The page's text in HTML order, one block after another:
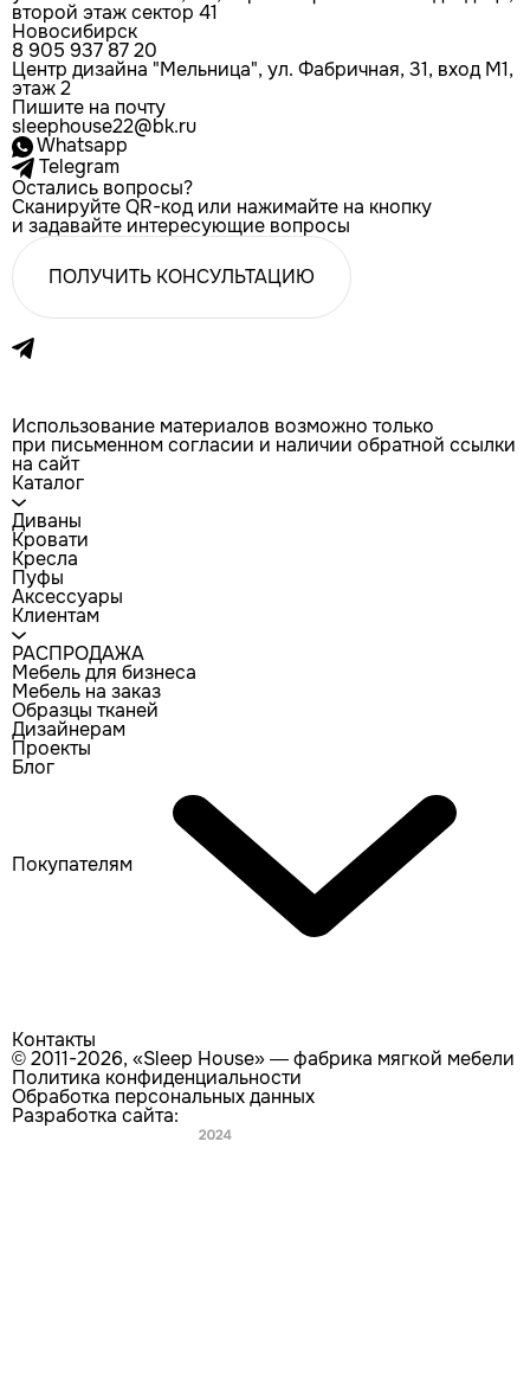
второй этаж сектор 41
Новосибирск
8 905 937 87 20
Центр дизайна "Мельница", ул. Фабричная, 31, вход М1,
этаж 2
Пишите на почту
sleephouse22@bk.ru
Whatsapp
Telegram
Остались вопросы?
Сканируйте QR-код или нажимайте на кнопку
и задавайте интересующие вопросы
ПОЛУЧИТЬ КОНСУЛЬТАЦИЮ
Использование материалов возможно только
при письменном согласии и наличии обратной ссылки
на сайт
Каталог
Диваны
Кровати
Кресла
Пуфы
Аксессуары
Клиентам
РАСПРОДАЖА
Мебель для бизнеса
Мебель на заказ
Образцы тканей
Дизайнерам
Проекты
Блог
Покупателям
Контакты
© 2011-2026, «Sleep House» — фабрика мягкой мебели
Политика конфиденциальности
Обработка персональных данных
Разработка сайта: